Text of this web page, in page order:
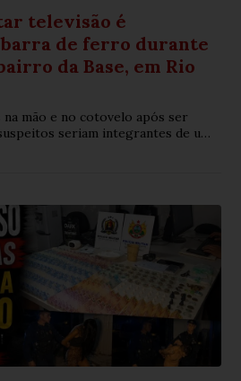
televisão é
barra de ferro durante
da Base, em Rio
mão e no cotovelo após ser
seriam integrantes de uma